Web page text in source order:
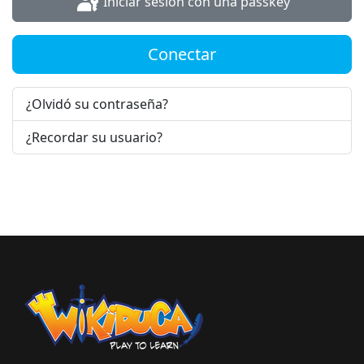
Conectar
¿Olvidó su contraseña?
¿Recordar su usuario?